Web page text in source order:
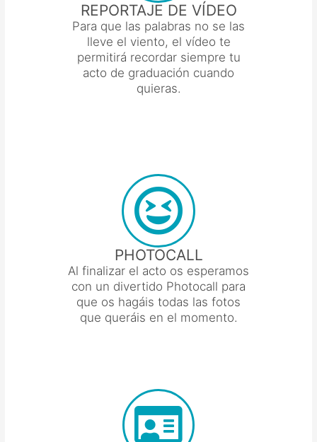
REPORTAJE DE VÍDEO
Para que las palabras no se las
lleve el viento, el vídeo te
permitirá recordar siempre tu
acto de graduación cuando
quieras.
PHOTOCALL
Al finalizar el acto os esperamos
con un divertido Photocall para
que os hagáis todas las fotos
que queráis en el momento.